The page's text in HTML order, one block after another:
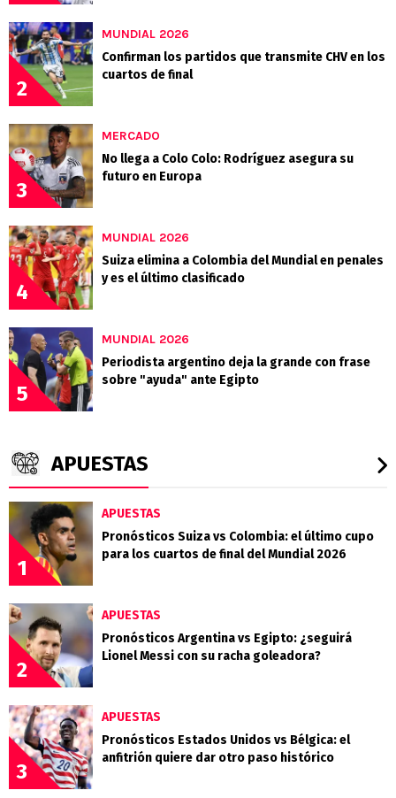
2
MUNDIAL 2026
Confirman los partidos que transmite CHV en los
cuartos de final
3
MERCADO
No llega a Colo Colo: Rodríguez asegura su
futuro en Europa
4
MUNDIAL 2026
Suiza elimina a Colombia del Mundial en penales
y es el último clasificado
5
MUNDIAL 2026
Periodista argentino deja la grande con frase
sobre "ayuda" ante Egipto
APUESTAS
1
APUESTAS
Pronósticos Suiza vs Colombia: el último cupo
para los cuartos de final del Mundial 2026
2
APUESTAS
Pronósticos Argentina vs Egipto: ¿seguirá
Lionel Messi con su racha goleadora?
3
APUESTAS
Pronósticos Estados Unidos vs Bélgica: el
anfitrión quiere dar otro paso histórico